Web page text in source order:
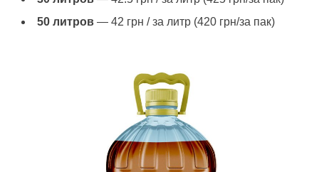
50 литров — 42 грн / за литр (420 грн/за пак)